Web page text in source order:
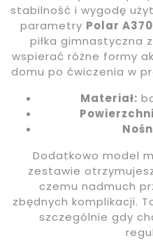
stabilność i wygodę
parametry Polar
piłka gimnastyczna
wspierać różne formy
domu po ćwiczenia w
Materiał:
Dodatkowo model
zestawie
czemu nadmuch
zbędnych komplikacji.
szczególnie gdy